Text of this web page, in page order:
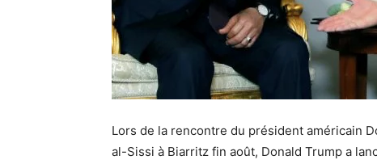
Lors de la rencontre du président américain
al-Sissi à Biarritz fin août, Donald Trump a